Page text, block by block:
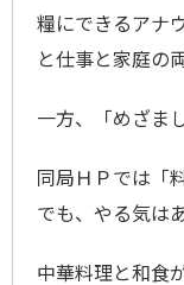
糧にできるアナ
と仕事と家庭の
一方、「めざま
同局ＨＰでは「
でも、やる気は
中華料理と和食